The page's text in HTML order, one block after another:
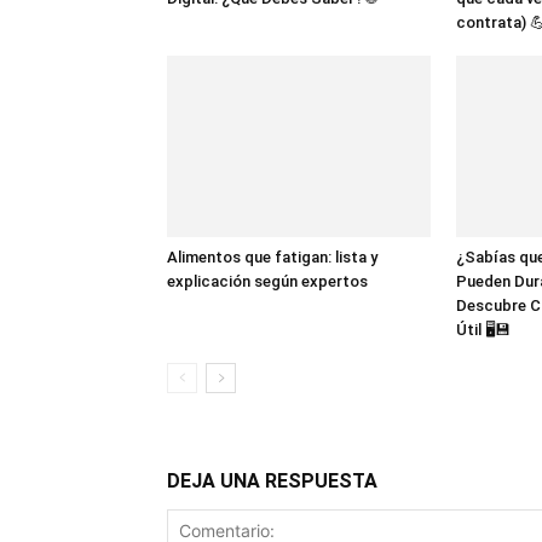
contrata)
Alimentos que fatigan: lista y
explicación según expertos
¿Sabías
Pueden
Descubre
Útil 🖥️💾
DEJA UNA RESPUESTA